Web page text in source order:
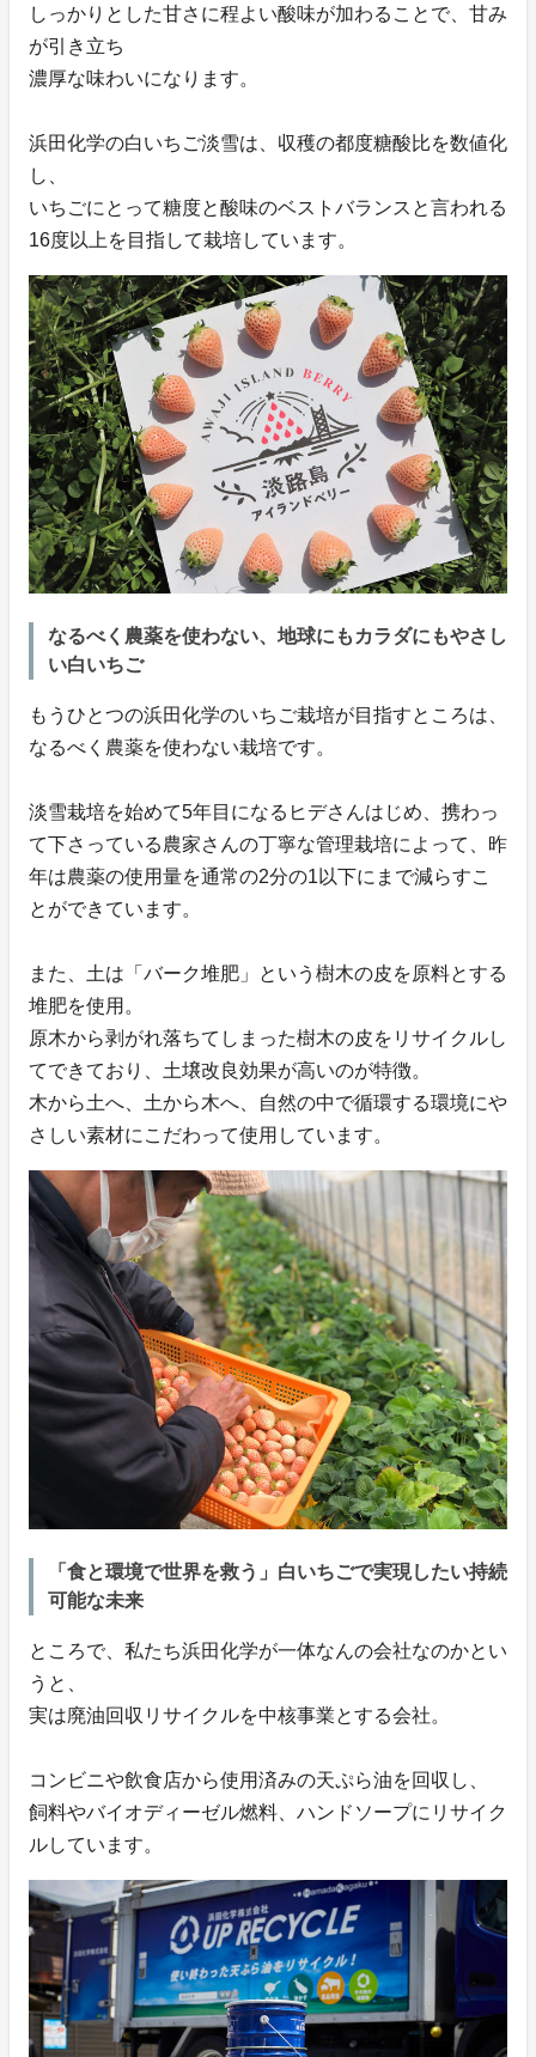
しっかりとした甘さに程よい酸味が加わることで、甘み
が引き立ち
濃厚な味わいになります。
浜田化学の白いちご淡雪は、収穫の都度糖酸比を数値化
し、
いちごにとって糖度と酸味のベストバランスと言われる
16度以上を目指して栽培しています。
なるべく農薬を使わない、地球にもカラダにもやさし
い白いちご
もうひとつの浜田化学のいちご栽培が目指すところは、
なるべく農薬を使わない栽培です。
淡雪栽培を始めて5年目になるヒデさんはじめ、携わっ
て下さっている農家さんの丁寧な管理栽培によって、昨
年は農薬の使用量を通常の2分の1以下にまで減らすこ
とができています。
また、土は「バーク堆肥」という樹木の皮を原料とする
堆肥を使用。
原木から剥がれ落ちてしまった樹木の皮をリサイクルし
てできており、土壌改良効果が高いのが特徴。
木から土へ、土から木へ、自然の中で循環する環境にや
さしい素材にこだわって使用しています。
「食と環境で世界を救う」白いちごで実現したい持続
可能な未来
ところで、私たち浜田化学が一体なんの会社なのかとい
うと、
実は廃油回収リサイクルを中核事業とする会社。
コンビニや飲食店から使用済みの天ぷら油を回収し、
飼料やバイオディーゼル燃料、ハンドソープにリサイク
ルしています。